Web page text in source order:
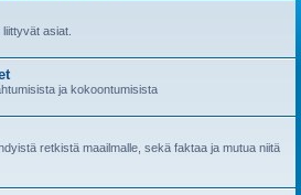
asiat.
ja kokoontumisista
retkistä maailmalle, sekä faktaa ja mutua niitä